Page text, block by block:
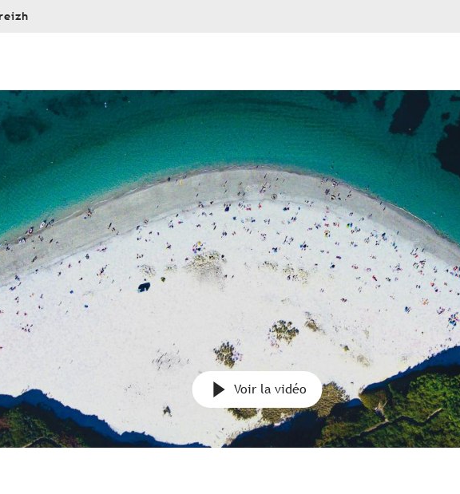
Voir la vidéo